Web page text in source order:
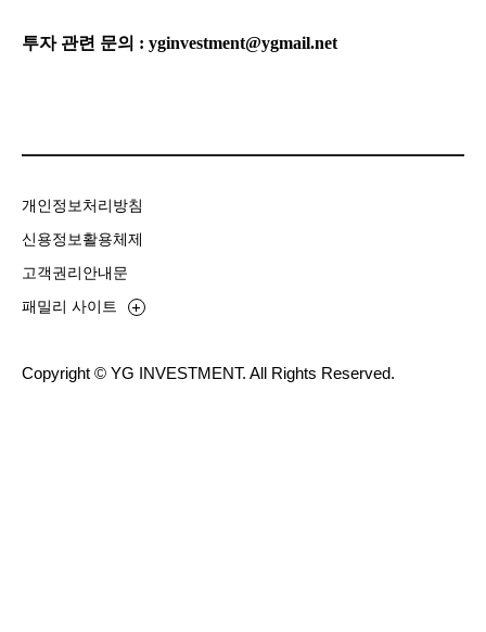
투자 관련 문의 : yginvestment@ygmail.net
Copyright © YG INVESTMENT. All Rights Reserved.
개인정보처리방침
신용정보활용체제
고객권리안내문
패밀리 사이트